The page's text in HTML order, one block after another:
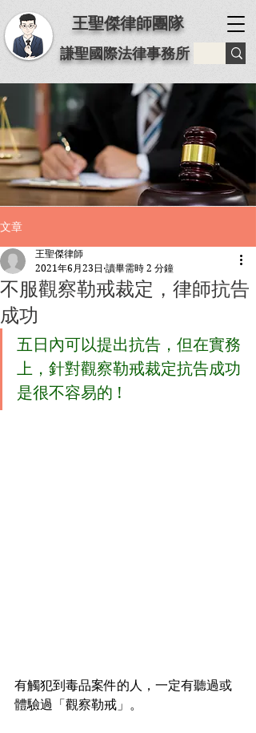
王聖傑律師團隊
謙聖國際法律事務所
文章
不服觀察勒戒裁定，律師抗告
成功
王聖傑律師
2021年6月23日 讀畢需時 2 分鐘
五日內可以提出抗告，但在實務
上，針對觀察勒戒裁定抗告成功
是很不容易的 !
有觸犯到毒品案件的人，一定有聽過或
體驗過「觀察勒戒」。